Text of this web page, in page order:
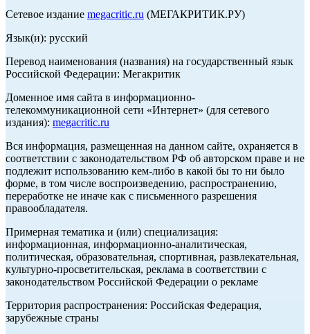
Сетевое издание megacritic.ru (МЕГАКРИТИК.РУ)
Язык(и): русский
Перевод наименования (названия) на государственный язык
Российской Федерации: Мегакритик
Доменное имя сайта в информационно-
телекоммуникационной сети «Интернет» (для сетевого
издания): megacritic.ru
Вся информация, размещенная на данном сайте, охраняется в
соответствии с законодательством РФ об авторском праве и не
подлежит использованию кем-либо в какой бы то ни было
форме, в том числе воспроизведению, распространению,
переработке не иначе как с письменного разрешения
правообладателя.
Примерная тематика и (или) специализация:
информационная, информационно-аналитическая,
политическая, образовательная, спортивная, развлекательная,
культурно-просветительская, реклама в соответствии с
законодательством Российской Федерации о рекламе
Территория распространения: Российская Федерация,
зарубежные страны